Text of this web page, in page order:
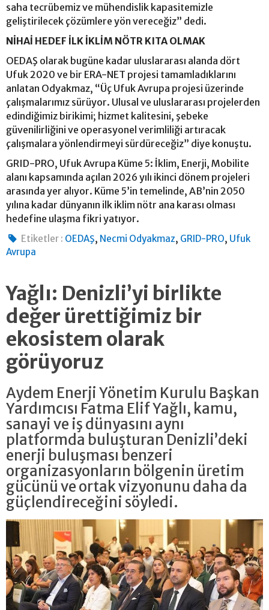
saha tecrübemiz ve mühendislik kapasitemizle
geliştirilecek çözümlere yön vereceğiz” dedi.
NİHAİ HEDEF İLK İKLİM NÖTR KITA OLMAK
OEDAŞ olarak bugüne kadar uluslararası alanda dört
Ufuk 2020 ve bir ERA-NET projesi tamamladıklarını
anlatan Odyakmaz, “Üç Ufuk Avrupa projesi üzerinde
çalışmalarımız sürüyor. Ulusal ve uluslararası projelerden
edindiğimiz birikimi; hizmet kalitesini, şebeke
güvenilirliğini ve operasyonel verimliliği artıracak
çalışmalara yönlendirmeyi sürdüreceğiz” diye konuştu.
GRID-PRO, Ufuk Avrupa Küme 5: İklim, Enerji, Mobilite
alanı kapsamında açılan 2026 yılı ikinci dönem projeleri
arasında yer alıyor. Küme 5’in temelinde, AB’nin 2050
yılına kadar dünyanın ilk iklim nötr ana karası olması
hedefine ulaşma fikri yatıyor.
Etiketler : OEDAŞ, Necmi Odyakmaz, GRID-PRO, Ufuk
Avrupa
Yağlı: Denizli’yi birlikte
değer ürettiğimiz bir
ekosistem olarak
görüyoruz
Aydem Enerji Yönetim Kurulu Başkan
Yardımcısı Fatma Elif Yağlı, kamu,
sanayi ve iş dünyasını aynı
platformda buluşturan Denizli’deki
enerji buluşması benzeri
organizasyonların bölgenin üretim
gücünü ve ortak vizyonunu daha da
güçlendireceğini söyledi.